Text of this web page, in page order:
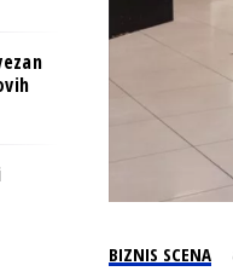
BIZNIS SCENA